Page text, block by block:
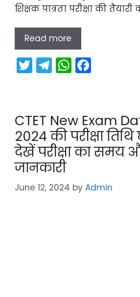
शिक्षक पात्रता परीक्षा की
Read more
T
w
er
T
el
gr
a
m
W
h
ts
A
p
p
e
b
o
o
CTET New Exam
2024 की परीक्षा तिथि
देखें परीक्षा का समय
जानकारी
June 12, 2024 by Admin